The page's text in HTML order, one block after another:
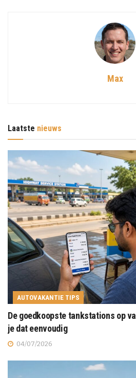
Max
Laatste nieuws
AUTOVAKANTIE TIPS
De goedkoopste tankstations op
je dat eenvoudig
04/07/2026